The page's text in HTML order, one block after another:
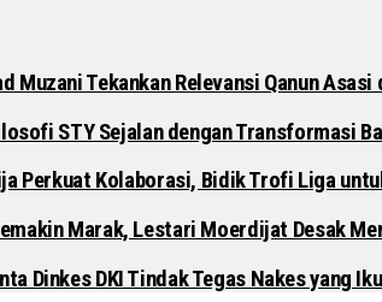
Muzani Tekankan Relevansi Qanun
STY Sejalan dengan Transformasi
Perkuat Kolaborasi, Bidik Trofi Liga
Marak, Lestari Moerdijat Desak
Dinkes DKI Tindak Tegas Nakes yang